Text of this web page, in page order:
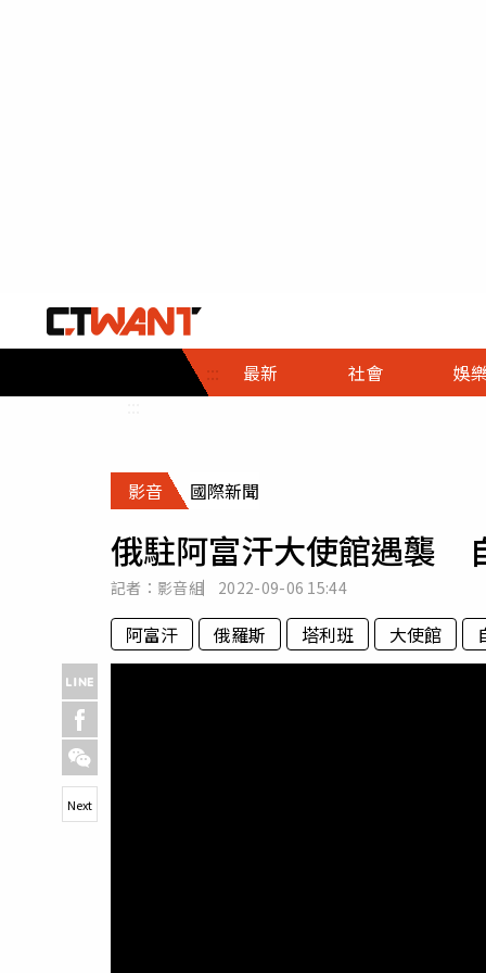
::: 最新 社會
社會首頁
時事
調查
娛樂
娛樂首頁
即時
財經首頁
熱線
專欄
政
影音 國際新聞
俄駐阿富汗大使館遇襲
記者：影音組 2022-09-06 15:44
阿富汗 俄羅斯 塔利班 大使館
Next